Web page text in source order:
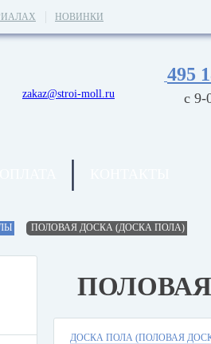
НОВИНКИ
zakaz@stroi-moll.ru
495
с 9-
ПОЛОВАЯ ДОСКА (ДОСКА ПОЛА)
ДОСКА ПОЛА (ПОЛОВАЯ